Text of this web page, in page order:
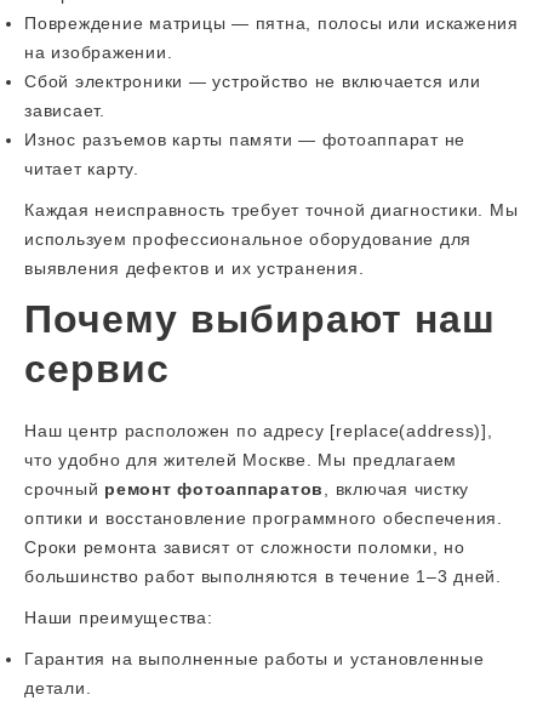
Повреждение матрицы — пятна, полосы или искажения
на изображении.
Сбой электроники — устройство не включается или
зависает.
Износ разъемов карты памяти — фотоаппарат не
читает карту.
Каждая неисправность требует точной диагностики. Мы
используем профессиональное оборудование для
выявления дефектов и их устранения.
Почему выбирают наш
сервис
Наш центр расположен по адресу [replace(address)],
что удобно для жителей Москве. Мы предлагаем
срочный ремонт фотоаппаратов
, включая чистку
оптики и восстановление программного обеспечения.
Сроки ремонта зависят от сложности поломки, но
большинство работ выполняются в течение 1–3 дней.
Наши преимущества:
Гарантия на выполненные работы и установленные
детали.